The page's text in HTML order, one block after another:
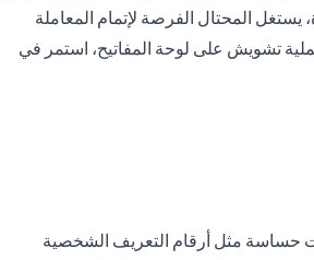
المحتال الفرصة لإتمام المعاملة
تشويش على لوحة المفاتيح، استمر في
حساسة مثل أرقام التعريف الشخصية